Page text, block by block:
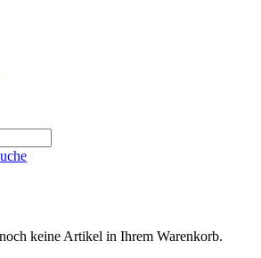
keine Artikel in Ihrem Warenkorb.